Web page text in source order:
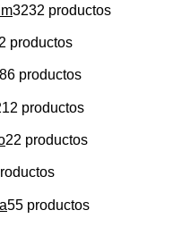
3232 productos
productos
86 productos
12 productos
22 productos
55 productos